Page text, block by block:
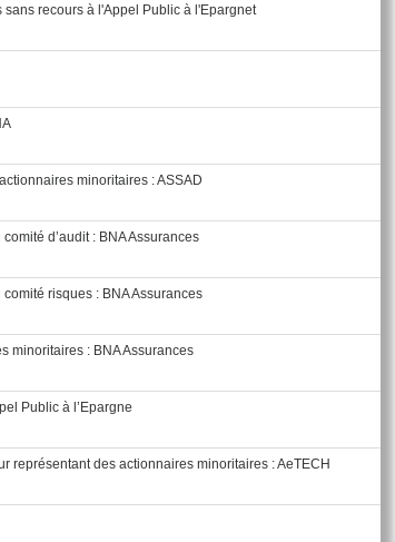
recours à l'Appel Public à l'Epargnet
minoritaires : ASSAD
d’audit : BNA Assurances
risques : BNA Assurances
minoritaires : BNA Assurances
Public à l’Epargne
représentant des actionnaires minoritaires : AeTECH